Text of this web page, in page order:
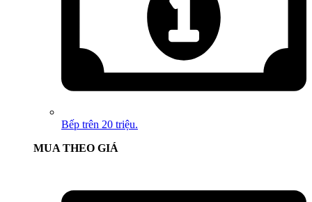
Bếp trên 20 triệu.
MUA THEO GIÁ